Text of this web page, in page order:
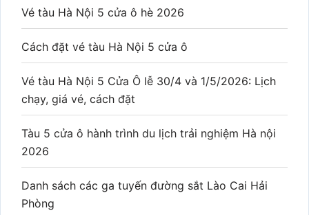
Vé tàu Hà Nội 5 cửa ô hè 2026
Cách đặt vé tàu Hà Nội 5 cửa ô
Vé tàu Hà Nội 5 Cửa Ô lễ 30/4 và 1/5/2026: Lịch
chạy, giá vé, cách đặt
Tàu 5 cửa ô hành trình du lịch trải nghiệm Hà nội
2026
Danh sách các ga tuyến đường sắt Lào Cai Hải
Phòng